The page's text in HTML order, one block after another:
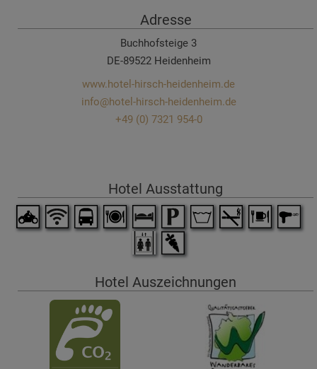
Adresse
Buchhofsteige 3
DE-89522 Heidenheim
www.hotel-hirsch-heidenheim.de
info@hotel-hirsch-heidenheim.de
+49 (0) 7321 954-0
Hotel Ausstattung
Hotel Auszeichnungen